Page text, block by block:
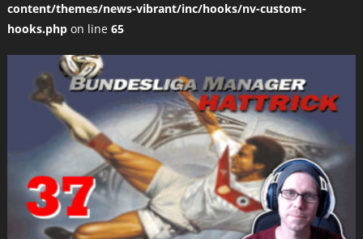
content/themes/news-vibrant/inc/hooks/nv-custom-
hooks.phpon line 65